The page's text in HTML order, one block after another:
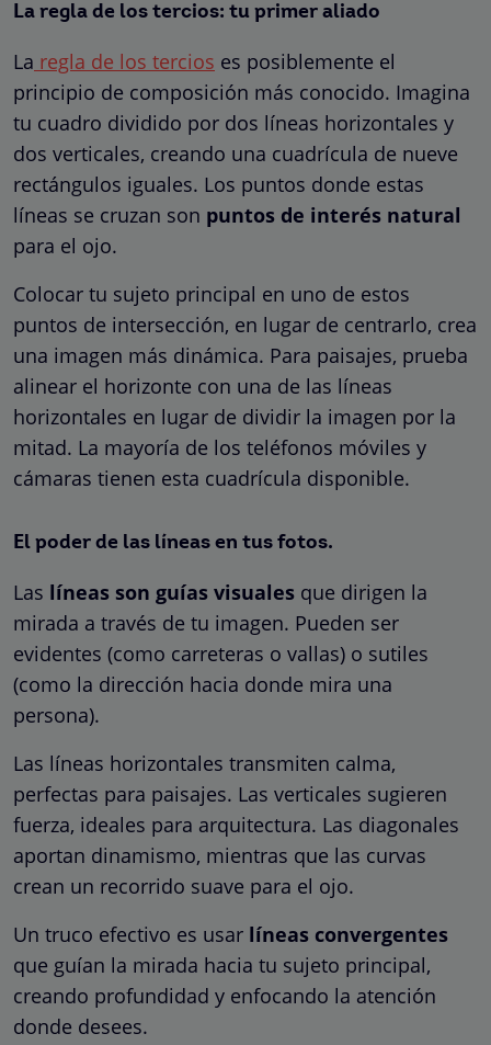
La regla de los tercios: tu primer aliado
La regla de los tercios es posiblemente el
principio de composición más conocido. Imagina
tu cuadro dividido por dos líneas horizontales y
dos verticales, creando una cuadrícula de nueve
rectángulos iguales. Los puntos donde estas
líneas se cruzan son puntos de interés natural
para el ojo.
Colocar tu sujeto principal en uno de estos
puntos de intersección, en lugar de centrarlo, crea
una imagen más dinámica. Para paisajes, prueba
alinear el horizonte con una de las líneas
horizontales en lugar de dividir la imagen por la
mitad. La mayoría de los teléfonos móviles y
cámaras tienen esta cuadrícula disponible.
El poder de las líneas en tus fotos.
Las líneas son guías visuales que dirigen la
mirada a través de tu imagen. Pueden ser
evidentes (como carreteras o vallas) o sutiles
(como la dirección hacia donde mira una
persona).
Las líneas horizontales transmiten calma,
perfectas para paisajes. Las verticales sugieren
fuerza, ideales para arquitectura. Las diagonales
aportan dinamismo, mientras que las curvas
crean un recorrido suave para el ojo.
Un truco efectivo es usar líneas convergentes
que guían la mirada hacia tu sujeto principal,
creando profundidad y enfocando la atención
donde desees.